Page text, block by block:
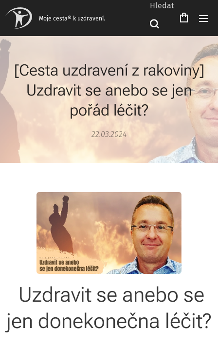
Moje cesta® k uzdravení.
Hledat
[Cesta uzdravení z rakoviny]
Uzdravit se anebo se jen
pořád léčit?
22.03.2024
Čeština‎
Uzdravit se anebo se
jen donekonečna léčit?